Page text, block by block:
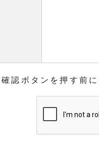
確認ボタンを押す前